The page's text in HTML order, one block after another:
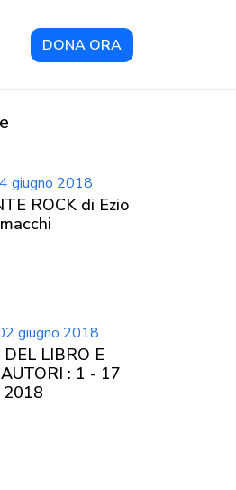
DONA ORA
giugno 2018
ROCK di Ezio
giugno 2018
DEL LIBRO E
: 1 - 17
2018